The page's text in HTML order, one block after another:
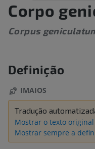
Corpo
Corpus
Definição
IMAIOS
Tradução
Mostrar o texto original
Mostrar sempre a